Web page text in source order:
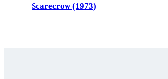
Scarecrow (1973)